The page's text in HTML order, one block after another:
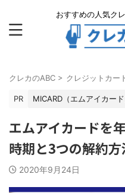
おすすめの人気ク
クレカのABC > クレジットカー
PR MICARD（エムアイカード
エムアイカードを
時期と3つの解約方
2020年9月24日